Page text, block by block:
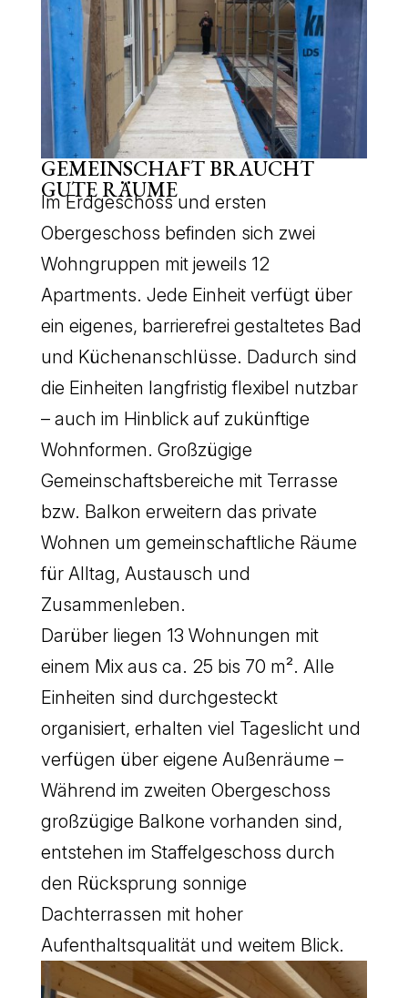
GEMEINSCHAFT BRAUCHT
GUTE RÄUME
Im Erdgeschoss und ersten
Obergeschoss befinden sich zwei
Wohngruppen mit jeweils 12
Apartments. Jede Einheit verfügt über
ein eigenes, barrierefrei gestaltetes Bad
und Küchenanschlüsse. Dadurch sind
die Einheiten langfristig flexibel nutzbar
– auch im Hinblick auf zukünftige
Wohnformen. Großzügige
Gemeinschaftsbereiche mit Terrasse
bzw. Balkon erweitern das private
Wohnen um gemeinschaftliche Räume
für Alltag, Austausch und
Zusammenleben.
Darüber liegen 13 Wohnungen mit
einem Mix aus ca. 25 bis 70 m². Alle
Einheiten sind durchgesteckt
organisiert, erhalten viel Tageslicht und
verfügen über eigene Außenräume –
Während im zweiten Obergeschoss
großzügige Balkone vorhanden sind,
entstehen im Staffelgeschoss durch
den Rücksprung sonnige
Dachterrassen mit hoher
Aufenthaltsqualität und weitem Blick.